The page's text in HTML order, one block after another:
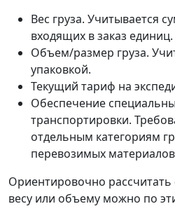
Вес груза. Учитывается
входящих в заказ единиц.
Объем/размер груза.
упаковкой.
Текущий тариф на
Обеспечение
транспортировки.
отдельным категориям
перевозимых
Ориентировочно рассчитать
весу или объему можно по